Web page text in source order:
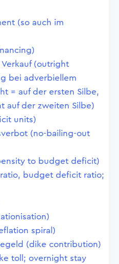
(so auch im
(outright
bei adverbiellem
= auf der ersten Silbe,
auf der zweiten Silbe)
units)
(no-bailing-out
to budget deficit)
budget deficit ratio;
spiral)
(dike contribution)
toll; overnight stay